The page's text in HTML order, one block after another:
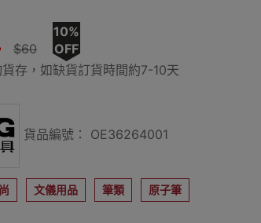
$60
10%
OFF
存，如缺貨訂貨時間約7-10天
貨品編號： OE36264001
文儀用品 筆類 原子筆